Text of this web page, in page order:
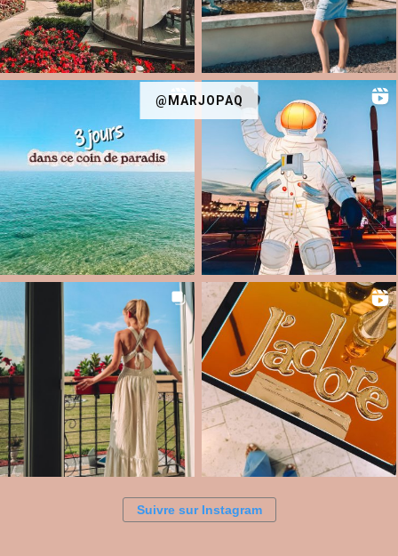
@MARJOPAQ
Suivre sur Instagram